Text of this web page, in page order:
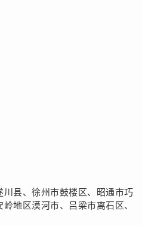
县、徐州市鼓楼区、昭通市巧
地区漠河市、吕梁市离石区、